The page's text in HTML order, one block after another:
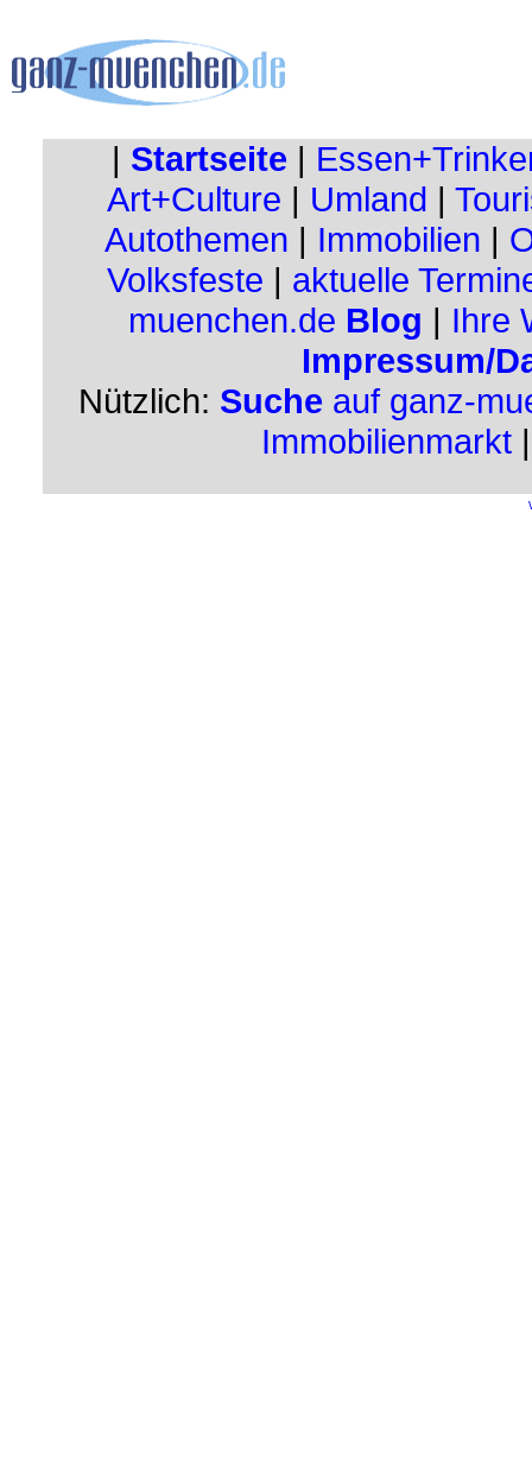
| Startseite |
Art+Culture | Umland |
Autothemen | Immobilien |
Volksfeste | aktuelle
muenchen.de Blog | Ihre
Impressum/
Nützlich: Suche auf ganz-
Immobilienmarkt